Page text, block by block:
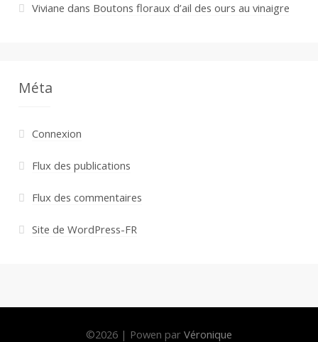
Viviane dans Boutons floraux d’ail des ours au vinaigre
Méta
Connexion
Flux des publications
Flux des commentaires
Site de WordPress-FR
©2026 | Powen par Véronique